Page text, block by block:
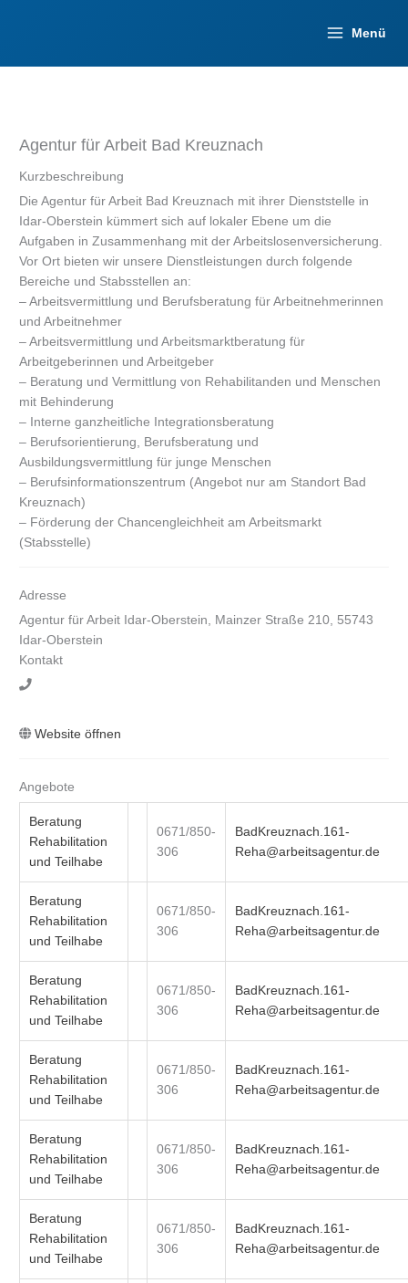
Menü
Agentur für Arbeit Bad Kreuznach
Kurzbeschreibung
Die Agentur für Arbeit Bad Kreuznach mit ihrer Dienststelle in
Idar-Oberstein kümmert sich auf lokaler Ebene um die
Aufgaben in Zusammenhang mit der Arbeitslosenversicherung.
Vor Ort bieten wir unsere Dienstleistungen durch folgende
Bereiche und Stabsstellen an:
– Arbeitsvermittlung und Berufsberatung für Arbeitnehmerinnen
und Arbeitnehmer
– Arbeitsvermittlung und Arbeitsmarktberatung für
Arbeitgeberinnen und Arbeitgeber
– Beratung und Vermittlung von Rehabilitanden und Menschen
mit Behinderung
– Interne ganzheitliche Integrationsberatung
– Berufsorientierung, Berufsberatung und
Ausbildungsvermittlung für junge Menschen
– Berufsinformationszentrum (Angebot nur am Standort Bad
Kreuznach)
– Förderung der Chancengleichheit am Arbeitsmarkt
(Stabsstelle)
Adresse
Agentur für Arbeit Idar-Oberstein, Mainzer Straße 210, 55743
Idar-Oberstein
Kontakt
Website öffnen
Angebote
Beratung
Rehabilitation
und Teilhabe
0671/850-
306
BadKreuznach.161-
Reha@arbeitsagentur.de
Beratung
Rehabilitation
und Teilhabe
0671/850-
306
BadKreuznach.161-
Reha@arbeitsagentur.de
Beratung
Rehabilitation
und Teilhabe
0671/850-
306
BadKreuznach.161-
Reha@arbeitsagentur.de
Beratung
Rehabilitation
und Teilhabe
0671/850-
306
BadKreuznach.161-
Reha@arbeitsagentur.de
Beratung
Rehabilitation
und Teilhabe
0671/850-
306
BadKreuznach.161-
Reha@arbeitsagentur.de
Beratung
Rehabilitation
und Teilhabe
0671/850-
306
BadKreuznach.161-
Reha@arbeitsagentur.de